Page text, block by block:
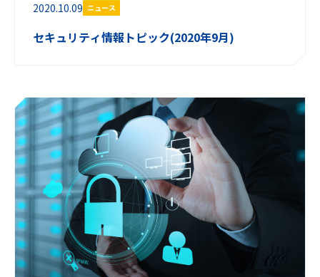
2020.10.09 ニュース
セキュリティ情報トピック(2020年9月)